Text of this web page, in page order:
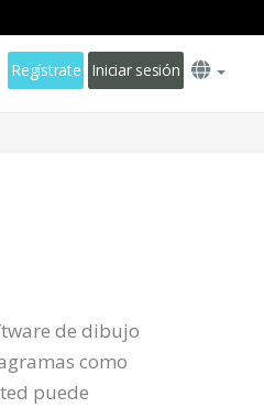
Regístrate Iniciar sesión
de dibujo
como
puede